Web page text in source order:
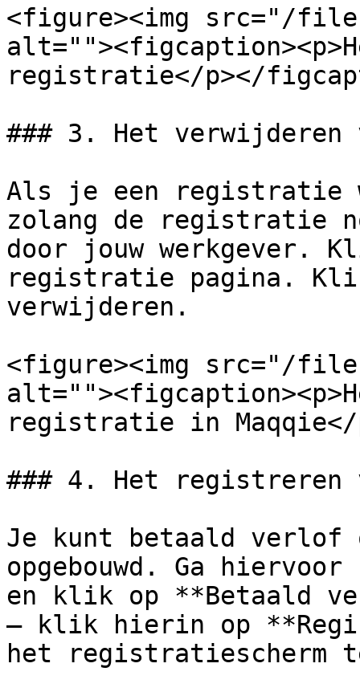
<figure><img src="/files/
registratie</p></
### 3. Het
Als je een registratie
zolang de registratie
door jouw werkgever.
registratie pagina.
verwijderen.
<figure><img src="/
registratie in
### 4. Het registreren
Je kunt betaald verlof
opgebouwd. Ga
en klik op **Betaald
— klik hierin op
het registratiescherm